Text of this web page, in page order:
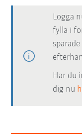
Logga
fylla i
Har du
dig nu